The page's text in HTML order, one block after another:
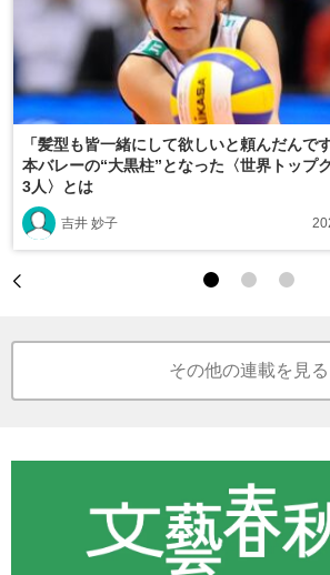
「髪型も皆一緒にして欲しいと頼んだんで
本バレーの“大黒柱”となった〈世界トップ
3人〉とは
吉井 妙子
その他の連載を見る